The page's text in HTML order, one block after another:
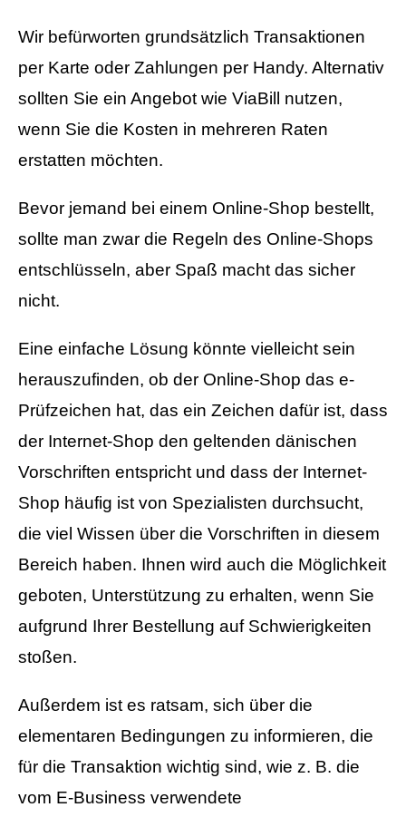
Wir befürworten grundsätzlich Transaktionen
per Karte oder Zahlungen per Handy. Alternativ
sollten Sie ein Angebot wie ViaBill nutzen,
wenn Sie die Kosten in mehreren Raten
erstatten möchten.
Bevor jemand bei einem Online-Shop bestellt,
sollte man zwar die Regeln des Online-Shops
entschlüsseln, aber Spaß macht das sicher
nicht.
Eine einfache Lösung könnte vielleicht sein
herauszufinden, ob der Online-Shop das e-
Prüfzeichen hat, das ein Zeichen dafür ist, dass
der Internet-Shop den geltenden dänischen
Vorschriften entspricht und dass der Internet-
Shop häufig ist von Spezialisten durchsucht,
die viel Wissen über die Vorschriften in diesem
Bereich haben. Ihnen wird auch die Möglichkeit
geboten, Unterstützung zu erhalten, wenn Sie
aufgrund Ihrer Bestellung auf Schwierigkeiten
stoßen.
Außerdem ist es ratsam, sich über die
elementaren Bedingungen zu informieren, die
für die Transaktion wichtig sind, wie z. B. die
vom E-Business verwendete